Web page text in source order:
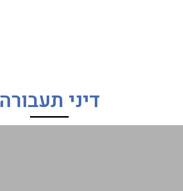
דיני תעבורה